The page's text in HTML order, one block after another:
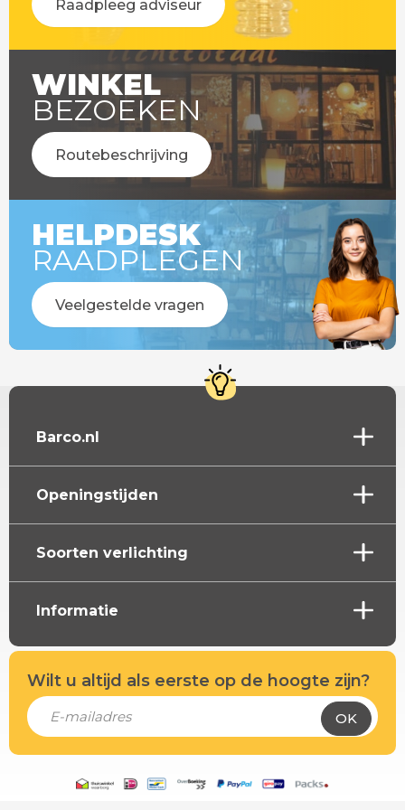
Raadpleeg adviseur
WINKEL
BEZOEKEN
Routebeschrijving
HELPDESK
RAADPLEGEN
Veelgestelde vragen
Barco.nl
Openingstijden
Soorten verlichting
Informatie
Wilt u altijd als eerste op de hoogte zijn?
OK